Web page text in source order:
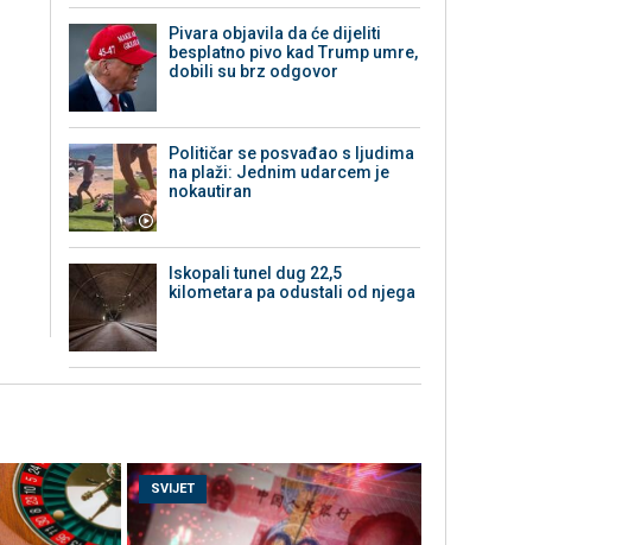
Pivara objavila da će dijeliti
besplatno pivo kad Trump umre,
dobili su brz odgovor
Političar se posvađao s ljudima
na plaži: Jednim udarcem je
nokautiran
Iskopali tunel dug 22,5
kilometara pa odustali od njega
SVIJET